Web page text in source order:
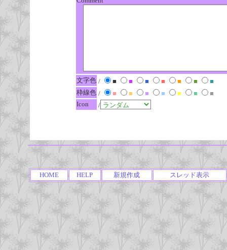
文字色 / ■ ■ ■ ■ ■ ■
■
枠線色 / ■ ■ ■ ■ ■ ■
■
Icon
/
HOME HELP 新規作成 スレッド表示